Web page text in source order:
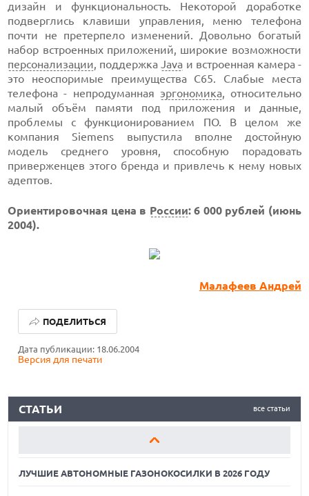
дизайн и функциональность. Некоторой доработке
подверглись клавиши управления, меню телефона
почти не претерпело изменений. Довольно богатый
набор встроенных приложений, широкие возможности
персонализации, поддержкаJava и встроенная камера -
это неоспоримые преимущества С65. Слабые места
телефона - непродуманная эргономика, относительно
малый объём памяти под приложения и данные,
проблемы с функционированием ПО. В целом же
компания Siemens выпустила вполне достойную
модель среднего уровня, способную порадовать
приверженцев этого бренда и привлечь к нему новых
адептов.
Ориентировочная цена в России: 6 000 рублей (июнь
2004).
Малафеев Андрей
Дата публикации: 18.06.2004
Версия для печати
ПОДЕЛИТЬСЯ
все статьи
СТАТЬИ
ЛУЧШИЕ ВИДЕОРЕГИСТРАТОРЫ В 2026 ГОДУ
КАК БЕЗОПАСНО КУПИТЬ Б/У СМАРТФОН
КАК БЕЗОПАСНО КУПИТЬ Б/У СМАРТФОН
ЛУЧШИЕ АВТОНОМНЫЕ ГАЗОНОКОСИЛКИ В 2026 ГОДУ